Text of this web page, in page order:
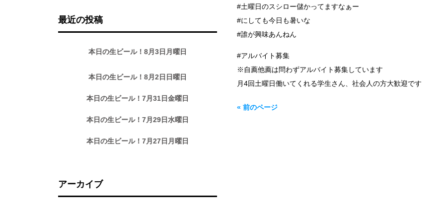
#土曜日のスシロー儲かってますなぁー
#にしても今日も暑いな
#誰が興味あんねん
#アルバイト募集
※自薦他薦は問わずアルバイト募集しています
月4回土曜日働いてくれる学生さん、社会人の方大歓迎です
« 前のページ
最近の投稿
本日の生ビール！8月3日月曜日
本日の生ビール！8月2日日曜日
本日の生ビール！7月31日金曜日
本日の生ビール！7月29日水曜日
本日の生ビール！7月27日月曜日
アーカイブ